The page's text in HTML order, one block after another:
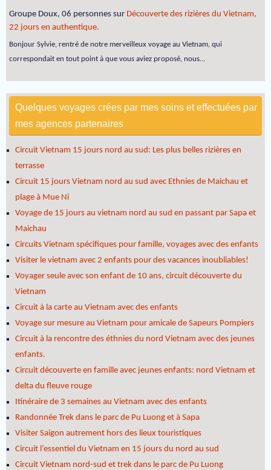
Groupe Doux, 06 personnes sur Découverte des rizières du Vietnam,
22 jours en authentique.
Bonjour Sylvie, rentré de notre merveilleux voyage au Vietnam, qui
correspondait en tout point à que vous aviez proposé, nous…
Quelques voyages crées par mes soins et effectuées par
mes agences partenaires
Circuit Vietnam 15 jours nord au sud: Les plus belles rizières en
terrasse
Circuit 15 jours Vietnam nord au sud avec Ethnies de Maichau et
plage à Mue Ni
Voyage de 15 jours au vietnam nord au sud en passant par Sapa et
Maichau
Circuits Vietnam spécifiques pour famille, voyages avec des enfants
Visiter le vietnam avec 2 enfants pour des vacances inoubliables!
Voyager seule avec son enfant de 10 ans, circuit découverte du
Vietnam
Circuit à la carte au Vietnam avec des enfants
Voyage sur mesure au Vietnam pour amicale de Sapeurs Pompiers
Circuit à la rencontre des éthnies du nord Vietnam avec des jeunes
enfants.
Circuit découverte en famille avec jeunes enfants: nord Vietnam et
delta du fleuve rouge
Itinéraire de 3 semaines au Vietnam avec des enfants
Randonnée Trek dans le parc de Pu Luong et à Sapa
Visiter Saigon autrement hors des lieux touristiques
Circuit l’essentiel du Vietnam en 15 jours du nord au sud
Circuit Vietnam nord-sud et trek dans le parc de Pu Luong